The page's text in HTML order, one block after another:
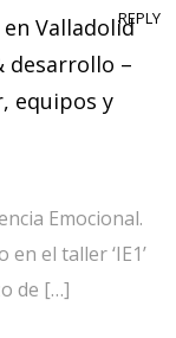
en Valladolid
desarrollo –
equipos y
Emocional.
el taller ‘IE1’
de […]
REPLY